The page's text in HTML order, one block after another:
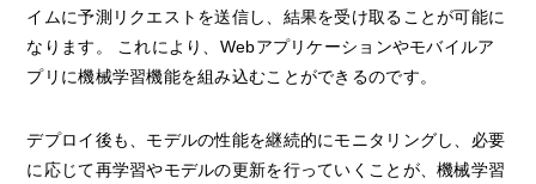
イムに予測リクエストを送信し、結果を受け取ることが可能に
なります。 これにより、Webアプリケーションやモバイルア
プリに機械学習機能を組み込むことができるのです。
デプロイ後も、モデルの性能を継続的にモニタリングし、必要
に応じて再学習やモデルの更新を行っていくことが、機械学習